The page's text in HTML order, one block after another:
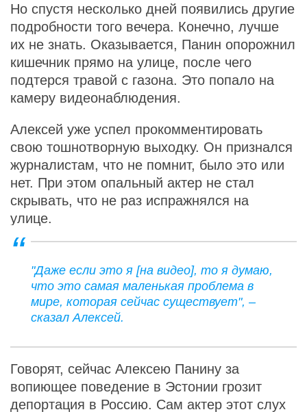
Но спустя несколько дней появились другие
подробности того вечера. Конечно, лучше
их не знать. Оказывается, Панин опорожнил
кишечник прямо на улице, после чего
подтерся травой с газона. Это попало на
камеру видеонаблюдения.
Алексей уже успел прокомментировать
свою тошнотворную выходку. Он признался
журналистам, что не помнит, было это или
нет. При этом опальный актер не стал
скрывать, что не раз испражнялся на
улице.
"Даже если это я [на видео], то я думаю,
что это самая маленькая проблема в
мире, которая сейчас существует", –
сказал Алексей.
Говорят, сейчас Алексею Панину за
вопиющее поведение в Эстонии грозит
депортация в Россию. Сам актер этот слух